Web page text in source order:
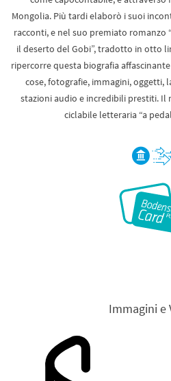
Mongolia. Più tardi elaborò i suoi
racconti, e nel suo premiato romanzo
il deserto del Gobi”, tradotto in otto
ripercorre questa biografia
cose, fotografie, immagini, oggetti,
stazioni audio e incredibili prestiti. Il
ciclabile letteraria “a
Immagini e